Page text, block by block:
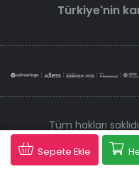
Sepete Ekle
Türkiye'nin
Tüm hakları
Tabloshop, 256 bit